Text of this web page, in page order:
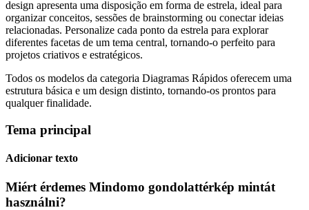
design apresenta uma disposição em forma de estrela, ideal para
organizar conceitos, sessões de brainstorming ou conectar ideias
relacionadas. Personalize cada ponto da estrela para explorar
diferentes facetas de um tema central, tornando-o perfeito para
projetos criativos e estratégicos.
Todos os modelos da categoria Diagramas Rápidos oferecem uma
estrutura básica e um design distinto, tornando-os prontos para
qualquer finalidade.
Tema principal
Adicionar texto
Miért érdemes Mindomo gondolattérkép mintát
használni?